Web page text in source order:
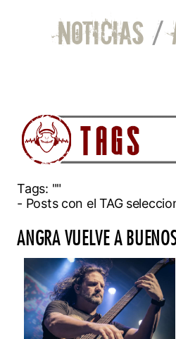
NOTICIAS /
Tags: ""
- Posts con el TAG
ANGRA VUELVE A